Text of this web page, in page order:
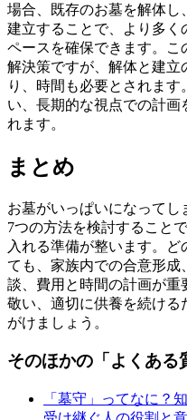
場合、既存のお墓を解体し
建立することで、より多く
ペースを確保できます。こ
解決策ですが、解体と建立
り、時間も必要とされます
い、長期的な視点での計画
れます。
まとめ
お墓がいっぱいになってし
7つの方法を検討すること
入れる準備が整います。ど
ても、家族内での合意形成
談、費用と時間の計画が重
敬い、適切に供養を続ける
がけましょう。
そのほかの「よくある
「墓守」ってなに？